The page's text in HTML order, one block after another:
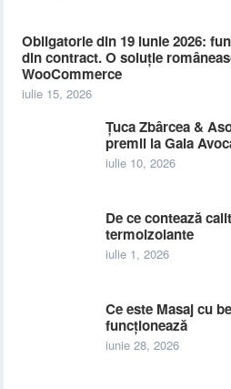
Obligatorie din 19 iunie 2026:
din contract. O soluție
WooCommerce
iulie 15, 2026
Țuca Zbârcea &
premii la Gala
iulie 10, 2026
De ce contează
termoizolante
iulie 1, 2026
Ce este Masaj cu
funcționează
iunie 28, 2026